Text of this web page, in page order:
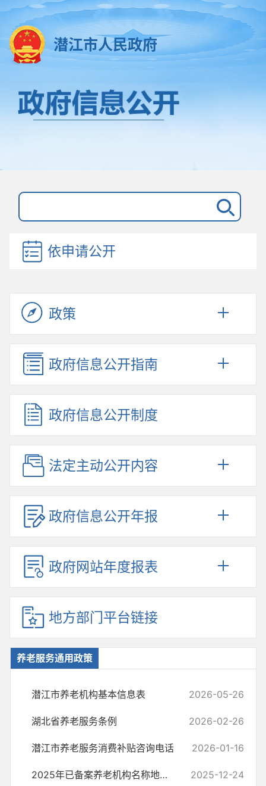
潜江市人民政府
依申请公开
政策
政府信息公开指南
政府信息公开制度
法定主动公开内容
政府信息公开年报
政府网站年度报表
地方部门平台链接
养老服务通用政策
潜江市养老机构基本信息表 2026-05-26
湖北省养老服务条例 2026-02-26
潜江市养老服务消费补贴咨询电话 2026-01-16
2025年已备案养老机构名称地址床位数 2025-12-24